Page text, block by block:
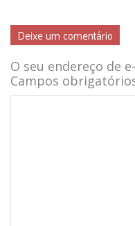
Deixe um comentário
O seu endereço de
Campos